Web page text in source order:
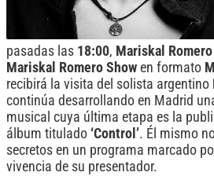
pasadas las 18:00, Mariskal Romero
Mariskal Romero Show en formato
recibirá la visita del solista argentino
continúa desarrollando en Madrid
musical cuya última etapa es la
álbum titulado ‘Control’. Él mismo
secretos en un programa marcado
vivencia de su presentador.